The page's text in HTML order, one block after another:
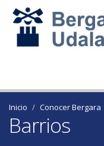
Inicio Conocer Bergara
Barrios